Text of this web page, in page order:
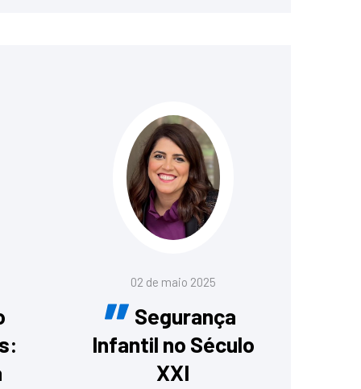
02 de maio 2025
Segurança
Infantil no Século
XXI